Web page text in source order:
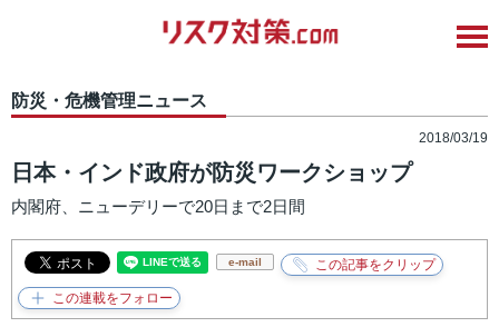
防災・危機管理ニュース
2018/03/19
日本・インド政府が防災ワークショップ
内閣府、ニューデリーで20日まで2日間
e-mail